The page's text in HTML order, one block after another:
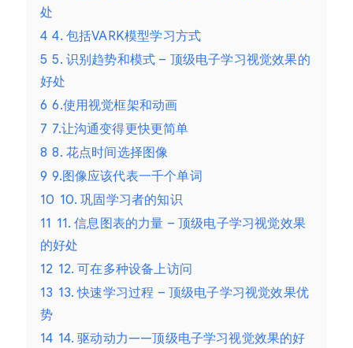
处
4 4. 包括VARK模型学习方式
5 5. 识别趋势和模式 – 顶级电子学习视觉效果的
好处
6 6.使用视觉框架和动画
7 7.让沟通变得更快更简单
8 8. 花点时间选择图像
9 9.图像应该代表一千个单词
10 10. 巩固学习者的知识
11 11. 信息图表的力量 – 顶级电子学习视觉效果
的好处
12 12. 可在多种设备上访问
13 13. 快速学习过程 – 顶级电子学习视觉效果优
势
14 14. 驱动动力——顶级电子学习视觉效果的好